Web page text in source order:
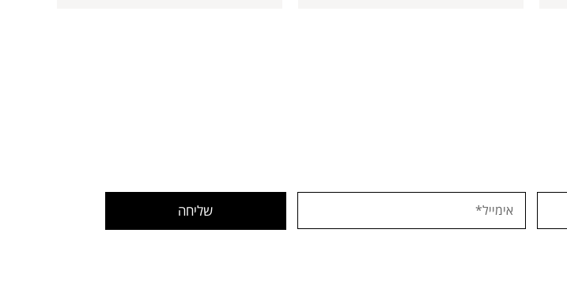
שליחה